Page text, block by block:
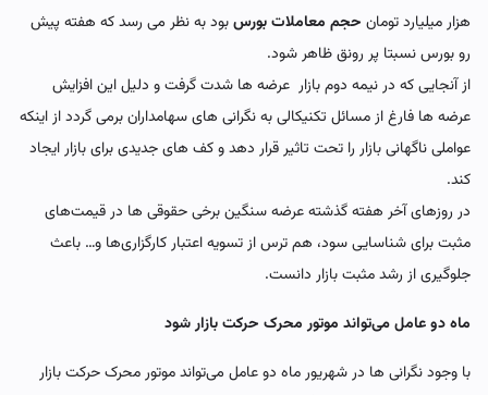
هزار میلیارد تومان حجم معاملات بورسبود به نظر می رسد که هفته پیش
رو بورس نسبتا پر رونق ظاهر شود.
از آنجایی که در نیمه دوم بازار عرضه‌ ها شدت گرفت و دلیل این افزایش
عرضه‌ ها فارغ از مسائل تکنیکالی به نگرانی های سهامداران برمی گردد از اینکه
عواملی ناگهانی بازار را تحت تاثیر قرار دهد و کف های جدیدی برای بازار ایجاد
کند.
در روزهای آخر هفته گذشته عرضه سنگین برخی حقوقی‌ ها در قیمت‌های
مثبت برای شناسایی سود، هم ترس از تسویه اعتبار کارگزاری‌ها و… باعث
جلوگیری از رشد مثبت بازار دانست.
ماه دو عامل می‌تواند موتور محرک حرکت بازار شود
با وجود نگرانی ها در شهریور ماه دو عامل می‌تواند موتور محرک حرکت بازار